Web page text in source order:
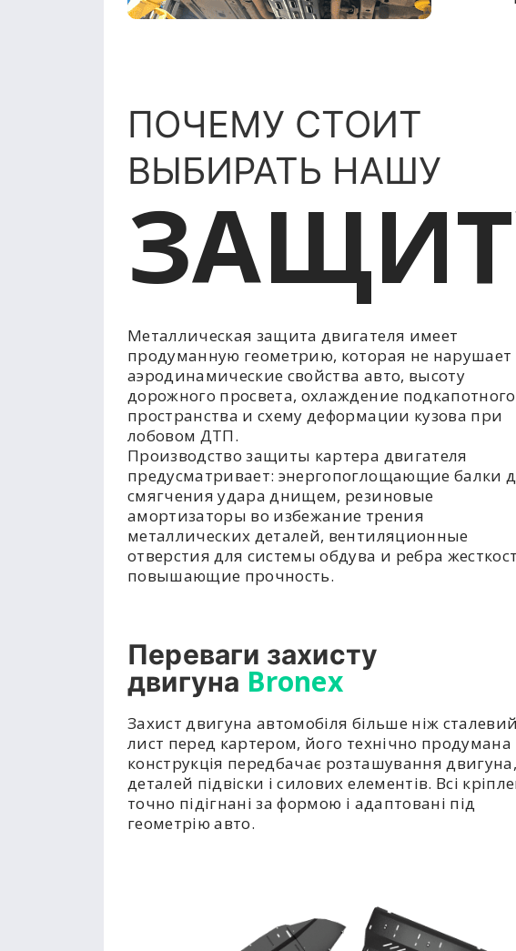
ПОЧЕМУ СТОИТ
ВЫБИРАТЬ НАШУ
Металлическая защита двигателя имеет
продуманную геометрию, которая не нарушает
аэродинамические свойства авто, высоту
дорожного просвета, охлаждение подкапотного
пространства и схему деформации кузова при
лобовом ДТП.
Производство защиты картера двигателя
предусматривает: энергопоглощающие балки
смягчения удара днищем, резиновые
амортизаторы во избежание трения
металлических деталей, вентиляционные
отверстия для системы обдува и ребра
повышающие прочность.
Переваги захисту
двигуна Bronex
Захист двигуна автомобіля більше ніж сталевий
лист перед картером, його технічно продумана
конструкція передбачає розташування двигуна,
деталей підвіски і силових елементів. Всі
точно підігнані за формою і адаптовані під
геометрію авто.